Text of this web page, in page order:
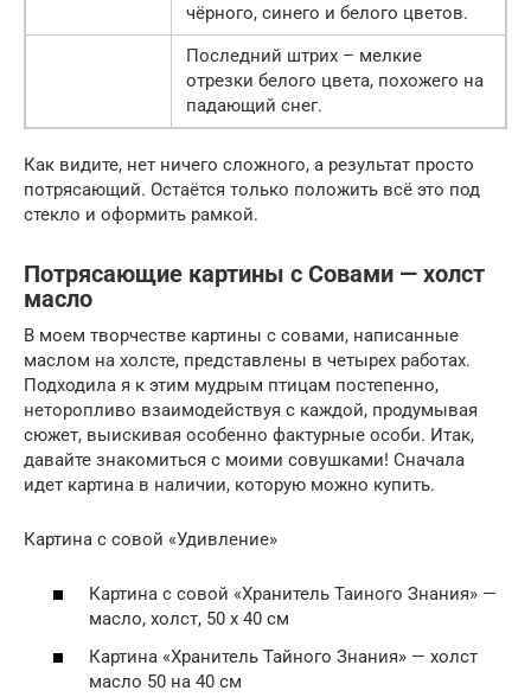
чёрного, синего и белого цветов.
Последний штрих – мелкие
отрезки белого цвета, похожего на
падающий снег.
Как видите, нет ничего сложного, а результат просто
потрясающий. Остаётся только положить всё это под
стекло и оформить рамкой.
Потрясающие картины с Совами — холст
масло
В моем творчестве картины с совами, написанные
маслом на холсте, представлены в четырех работах.
Подходила я к этим мудрым птицам постепенно,
неторопливо взаимодействуя с каждой, продумывая
сюжет, выискивая особенно фактурные особи. Итак,
давайте знакомиться с моими совушками! Сначала
идет картина в наличии, которую можно купить.
Картина с совой «Удивление»
Картина с совой «Хранитель Таиного Знания» —
масло, холст, 50 х 40 см
Картина «Хранитель Тайного Знания» — холст
масло 50 на 40 см